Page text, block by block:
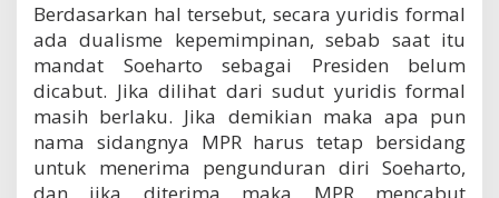
Berdasarkan hal tersebut, secara yuridis formal
ada dualisme kepemimpinan, sebab saat itu
mandat Soeharto sebagai Presiden belum
dicabut. Jika dilihat dari sudut yuridis formal
masih berlaku. Jika demikian maka apa pun
nama sidangnya MPR harus tetap bersidang
untuk menerima pengunduran diri Soeharto,